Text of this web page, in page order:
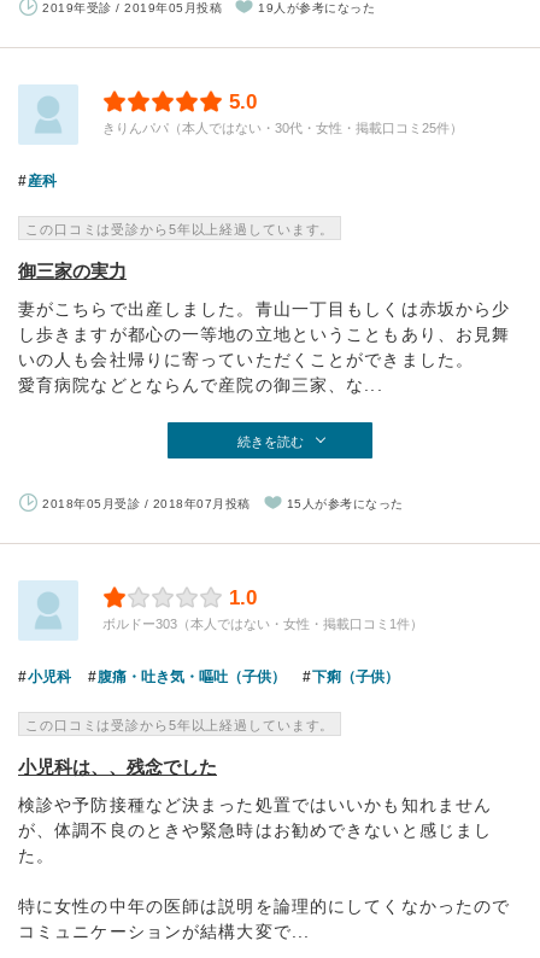
2019年受診 / 2019年05月投稿 19人が参考になった
5.0
きりんパパ（本人ではない・30代・女性・掲載口コミ25件）
産科
この口コミは受診から5年以上経過しています。
御三家の実力
妻がこちらで出産しました。青山一丁目もしくは赤坂から少
し歩きますが都心の一等地の立地ということもあり、お見舞
いの人も会社帰りに寄っていただくことができました。
愛育病院などとならんで産院の御三家、な...
続きを読む
2018年05月受診 / 2018年07月投稿 15人が参考になった
1.0
ボルドー303（本人ではない・女性・掲載口コミ1件）
小児科 腹痛・吐き気・嘔吐（子供） 下痢（子供）
この口コミは受診から5年以上経過しています。
小児科は、、残念でした
検診や予防接種など決まった処置ではいいかも知れません
が、体調不良のときや緊急時はお勧めできないと感じまし
た。
特に女性の中年の医師は説明を論理的にしてくなかったので
コミュニケーションが結構大変で...